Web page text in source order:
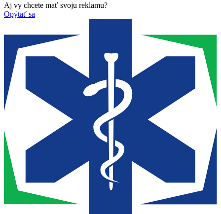
Aj vy chcete mať svoju reklamu?
Opýtať sa